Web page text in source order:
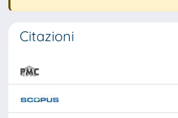
Citazioni